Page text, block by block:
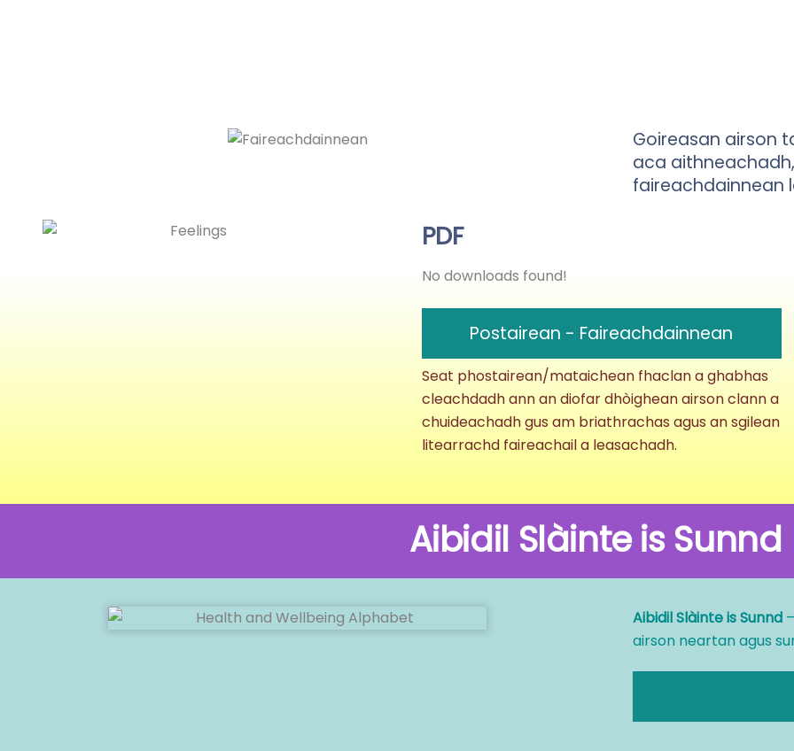
Goireasan airson
aca
faireachdainnean
PDF
No downloads found!
Postairean - Faireachdainnean
Seat phostairean/mataichean fhaclan a ghabhas
cleachdadh ann an diofar dhòighean airson clann a
chuideachadh gus am briathrachas agus an sgilean
litearrachd faireachail a leasachadh.
Aibidil Slàinte is Sunnd
Aibidil Slàinte is Sunnd
airson neartan agus